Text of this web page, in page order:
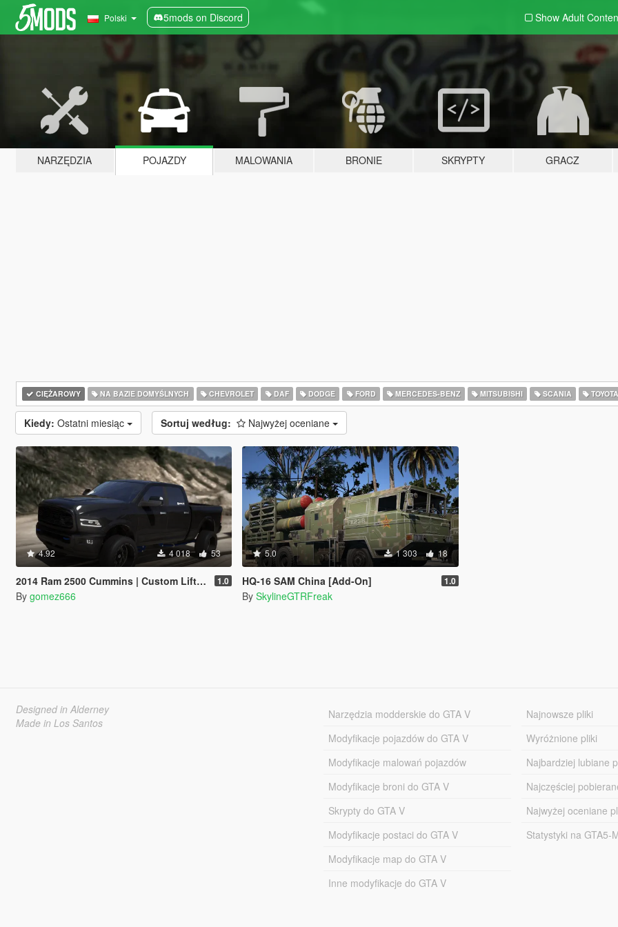
Polski 5mods on Discord Show Adult
NARZĘDZIA POJAZDY MALOWANIA BRONIE SKRYPTY GRACZ
CIĘŻAROWY NA BAZIE DOMYŚLNYCH CHEVROLET DAF DODGE FORD MERCEDES-BENZ MITSUBISHI SCANIA TOYOTA
Kiedy: Ostatni miesiąc Sortuj według: Najwyżej oceniane
4.92 4 018 53
2014 Ram 2500 Cummins | Custom Lifted | Add-On 1.0
By gomez666
5.0 1 303 18
HQ-16 SAM China [Add-On] 1.0
By SkylineGTRFreak
Designed in Alderney
Made in Los Santos
Narzędzia modderskie do GTA V
Modyfikacje pojazdów do GTA V
Modyfikacje malowań pojazdów
Modyfikacje broni do GTA V
Skrypty do GTA V
Modyfikacje postaci do GTA V
Modyfikacje map do GTA V
Inne modyfikacje do GTA V
Najnowsze pliki
Wyróżnione pliki
Najbardziej lubiane
Najczęściej
Najwyżej oceniane
Statystyki na GTA5-